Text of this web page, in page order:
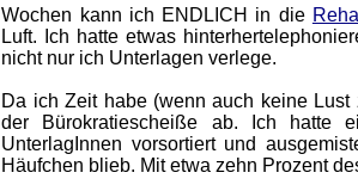
Wochen kann ich ENDLICH in die
Luft. Ich hatte etwas
nicht nur ich Unterlagen verlege.
Da ich Zeit habe (wenn auch keine
der Bürokratiescheiße ab. Ich hatte
UnterlagInnen vorsortiert und
Häufchen blieb. Mit etwa zehn Prozent